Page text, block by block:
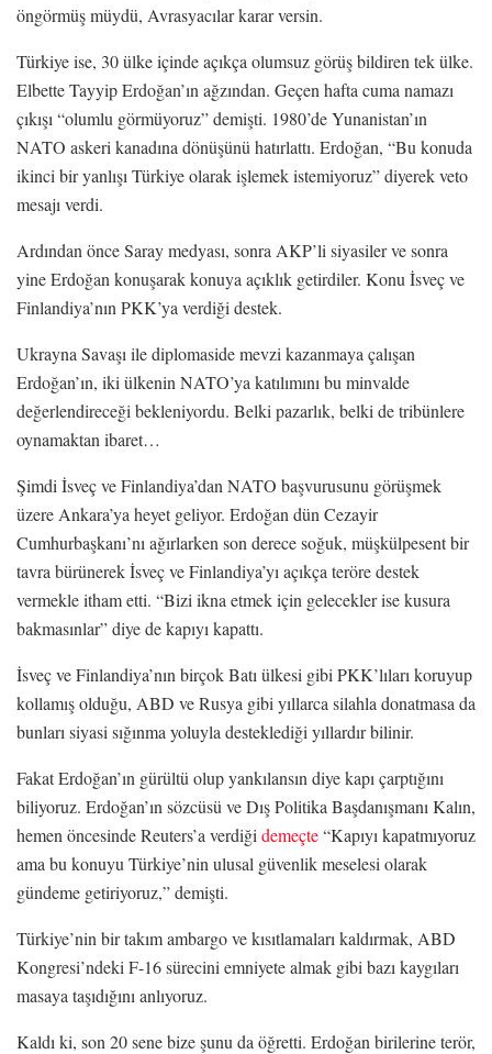
öngörmüş müydü, Avrasyacılar karar versin.
Türkiye ise, 30 ülke içinde açıkça olumsuz görüş bildiren tek ülke.
Elbette Tayyip Erdoğan’ın ağzından. Geçen hafta cuma namazı
çıkışı “olumlu görmüyoruz” demişti. 1980’de Yunanistan’ın
NATO askeri kanadına dönüşünü hatırlattı. Erdoğan, “Bu konuda
ikinci bir yanlışı Türkiye olarak işlemek istemiyoruz” diyerek veto
mesajı verdi.
Ardından önce Saray medyası, sonra AKP’li siyasiler ve sonra
yine Erdoğan konuşarak konuya açıklık getirdiler. Konu İsveç ve
Finlandiya’nın PKK’ya verdiği destek.
Ukrayna Savaşı ile diplomaside mevzi kazanmaya çalışan
Erdoğan’ın, iki ülkenin NATO’ya katılımını bu minvalde
değerlendireceği bekleniyordu. Belki pazarlık, belki de tribünlere
oynamaktan ibaret…
Şimdi İsveç ve Finlandiya’dan NATO başvurusunu görüşmek
üzere Ankara’ya heyet geliyor. Erdoğan dün Cezayir
Cumhurbaşkanı’nı ağırlarken son derece soğuk, müşkülpesent bir
tavra bürünerek İsveç ve Finlandiya’yı açıkça teröre destek
vermekle itham etti. “Bizi ikna etmek için gelecekler ise kusura
bakmasınlar” diye de kapıyı kapattı.
İsveç ve Finlandiya’nın birçok Batı ülkesi gibi PKK’lıları koruyup
kollamış olduğu, ABD ve Rusya gibi yıllarca silahla donatmasa da
bunları siyasi sığınma yoluyla desteklediği yıllardır bilinir.
Fakat Erdoğan’ın gürültü olup yankılansın diye kapı çarptığını
biliyoruz. Erdoğan’ın sözcüsü ve Dış Politika Başdanışmanı Kalın,
hemen öncesinde Reuters’a verdiği demeçte“Kapıyı kapatmıyoruz
ama bu konuyu Türkiye’nin ulusal güvenlik meselesi olarak
gündeme getiriyoruz,” demişti.
Türkiye’nin bir takım ambargo ve kısıtlamaları kaldırmak, ABD
Kongresi’ndeki F-16 sürecini emniyete almak gibi bazı kaygıları
masaya taşıdığını anlıyoruz.
Kaldı ki, son 20 sene bize şunu da öğretti. Erdoğan birilerine terör,